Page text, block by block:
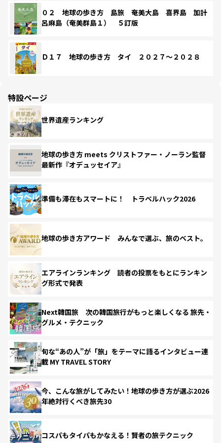
０２ 地球の歩き方 島旅 奄美大島 喜界島 加計
呂麻島（奄美群島１） ５訂版
Ｄ１７ 地球の歩き方 タイ ２０２７～２０２８
特設ページ
世界遺産ランキング
地球の歩き方 meets クリストファー・ノーラン監督
最新作『オデュッセイア』
準備も滞在もスマートに！ トラベルハック2026
地球の歩き方アワード みんなで選ぶ、旅のベスト。
エアラインランキング 読者の投票をもとにランキン
グ形式で発表
Next韓国旅 次の韓国旅行がもっと楽しくなる 旅先・
グルメ・テクニック
旬な“あの人”が「旅」をテーマに語るインタビュー連
載 MY TRAVEL STORY
今、こんな旅がしてみたい！地球の歩き方が選ぶ2026
年絶対行くべき旅先30
コスパもタイパもかなえる！賢者の旅テクニック